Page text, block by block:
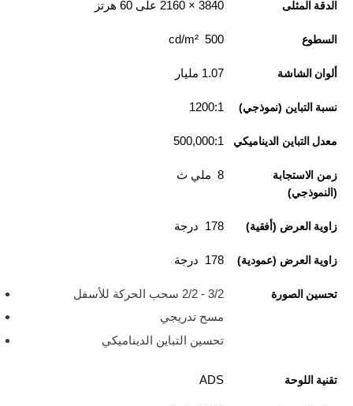
الدقة المثلى 3840‏ × 2160 على 60 هرتز
السطوع 500 cd/m²
ألوان الشاشة 1.07 مليار
نسبة التباين (نموذجي) 1200:1
معدل التباين الديناميكي 500,000:1
زمن الاستجابة
(النموذجي)
8 ملي ث
زاوية العرض (أفقية) 178 درجة
زاوية العرض (عمودية) 178 درجة
تحسين الصورة
3/2 - 2/2 سحب الحركة للأسفل
مسح تدريجي
تحسين التباين الديناميكي
تقنية اللوحة ADS